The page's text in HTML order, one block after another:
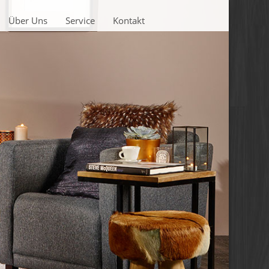
Über Uns Service Kontakt